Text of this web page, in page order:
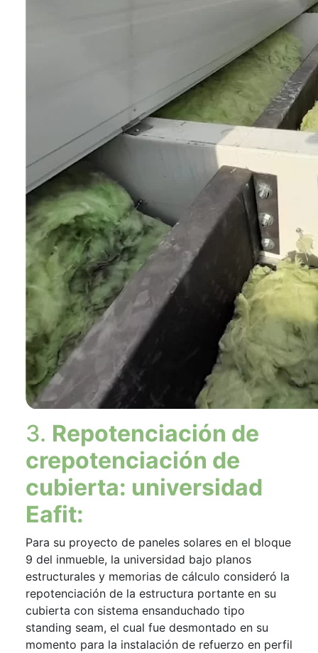
3. Repotenciación de
crepotenciación de
cubierta: universidad
Eafit:
Para su proyecto de paneles solares en el bloque
9 del inmueble, la universidad bajo planos
estructurales y memorias de cálculo consideró la
repotenciación de la estructura portante en su
cubierta con sistema ensanduchado tipo
standing seam, el cual fue desmontado en su
momento para la instalación de refuerzo en perfil